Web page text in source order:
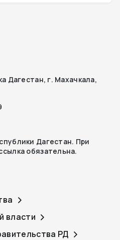
Дагестан, г. Махачкала,
Дагестан. При
обязательна.
власти
РД